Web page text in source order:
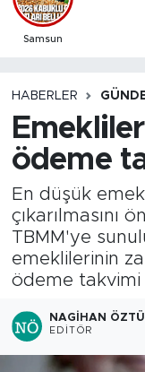
Samsun
HABERLER
ödeme
En düşük
çıkarılmasını
TBMM'ye
emeklilerinin
ödeme takvimi
NAGIHAN
EDITÖR
Süper Lig
Son Dakika
Haber Arşivi